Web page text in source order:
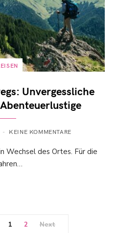
Unvergessliche
KEINE KOMMENTARE
Wechsel des Ortes. Für die
1 2 Next